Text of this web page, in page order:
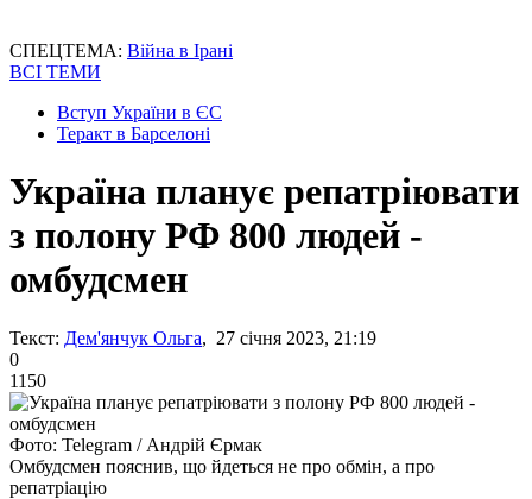
СПЕЦТЕМА: Війна в Ірані
ВСІ ТЕМИ
Вступ України в ЄС
Теракт в Барселоні
Україна планує репатріювати
з полону РФ 800 людей -
омбудсмен
Текст: Дем'янчук Ольга, 27 січня 2023, 21:19
0
1150
Фото: Telegram / Андрій Єрмак
Омбудсмен пояснив, що йдеться не про обмін, а про
репатріацію